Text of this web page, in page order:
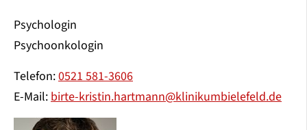
Psychologin
Psychoonkologin
Telefon:0521 581-3606
E-Mail:birte-kristin.hartmann@klinikumbielefeld.de